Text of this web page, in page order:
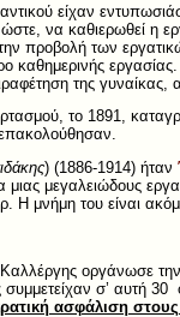
είχαν
να καθιερωθεί η
προβολή των
καθημερινής
της
το 1891,
) (1886-1914) ήταν
μιας μεγαλειώδους
μνήμη του είναι
οργάνωσε
σ’ αυτή
ασφάλιση